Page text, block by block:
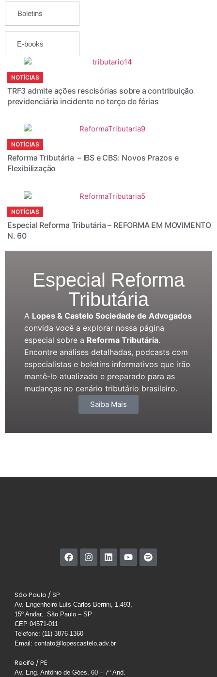
Boletins
E-books
NOTÍCIAS
TRF3 admite ações rescisórias sobre a contribuição
previdenciária incidente no terço de férias
NOTÍCIAS
Reforma Tributária – IBS e CBS: Novos Prazos e
Flexibilização
NOTÍCIAS
Especial Reforma Tributária – REFORMA EM MOVIMENTO
N. 60
Especial Reforma
Tributária
A Lopes & Castelo Sociedade de Advogados
convida você a explorar nossa página
especial sobre a Reforma Tributária.
Encontre análises detalhadas, podcasts com
especialistas e boletins informativos que irão
mantê-lo atualizado e preparado para as
mudanças no cenário tributário brasileiro.
Saiba Mais
São Paulo / SP
Av. Engenheiro Luís Carlos Berrini, 1.493,
15º Andar, São Paulo – SP
CEP 04571-011
Telefone: (11) 3876-1360
Email: contato@lopescastelo.adv.br
Recife / PE
Av. Eng. Antônio de Góes, 60 – 7ª And.